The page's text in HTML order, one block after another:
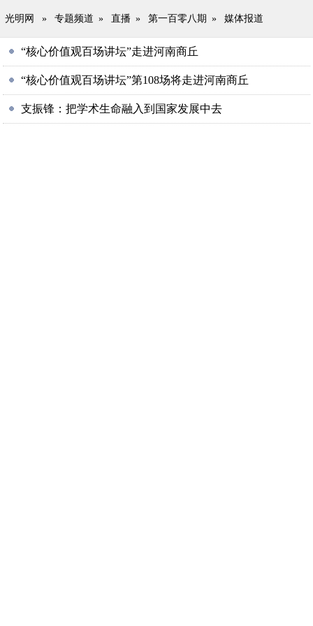
光明网 » 专题频道 » 直播 » 第一百零八期 » 媒体报道
“核心价值观百场讲坛”走进河南商丘
“核心价值观百场讲坛”第108场将走进河南商丘
支振锋：把学术生命融入到国家发展中去